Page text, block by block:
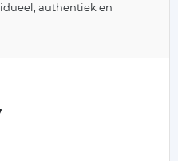
authentiek en